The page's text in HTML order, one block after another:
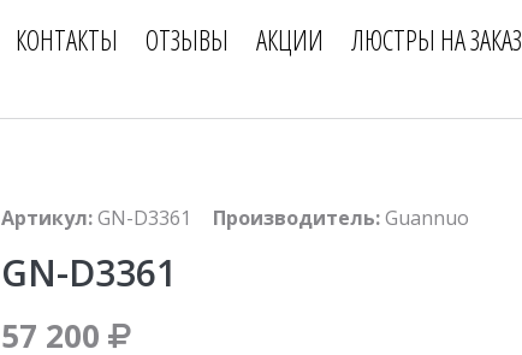
КОНТАКТЫ ОТЗЫВЫ АКЦИИ ЛЮСТРЫ НА ЗАКАЗ
Артикул:GN-D3361 Производитель:Guannuo
GN-D3361
57 200